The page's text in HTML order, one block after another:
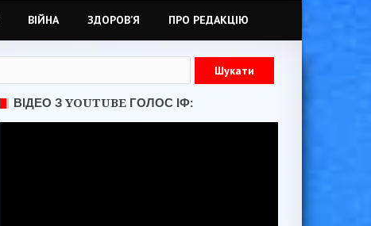
ВІЙНА ЗДОРОВ’Я ПРО РЕДАКЦІЮ
ВІДЕО З YOUTUBE ГОЛОС ІФ: